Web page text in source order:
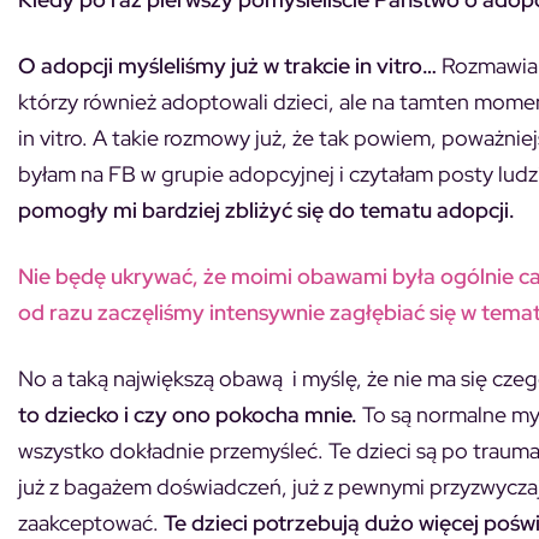
O adopcji myśleliśmy już w trakcie in vitro…
którzy również adoptowali dzieci, ale na tamten
in vitro. A takie rozmowy już, że tak powiem,
byłam na FB w grupie adopcyjnej i czytałam posty
pomogły mi bardziej zbliżyć się do tematu adopcji.
Nie będę ukrywać, że moimi obawami była ogólnie
od razu zaczęliśmy intensywnie zagłębiać się w
No a taką największą obawą i myślę, że nie ma się
to dziecko i czy ono pokocha mnie. To są normalne
wszystko dokładnie przemyśleć. Te dzieci są po
już z bagażem doświadczeń, już z pewnymi
zaakceptować. Te dzieci potrzebują dużo więcej